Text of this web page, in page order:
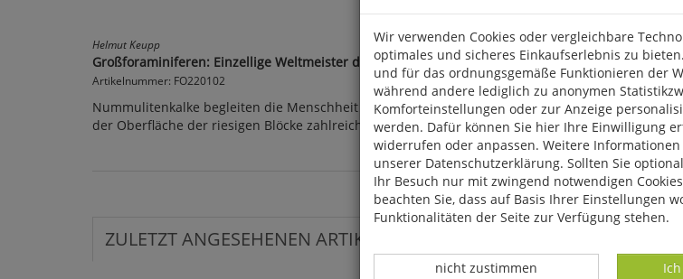
Helmut Keupp
Großforaminiferen: Einzellige Weltmeister der Kalkproduktion
Artikelnummer: FO220102
Nummulitenkalke begleiten die Menschheit seit ihrer frühen Zivilisation. Sie sind
der Oberfläche der riesigen Blöcke zahlreiche der linsenförmigen, namengebenden
ZULETZT ANGESEHENEN ARTIKEL:
Wir verwenden Cookies oder vergleichbare
optimales und sicheres Einkaufserlebnis zu
und für das ordnungsgemäße Funktionieren der
während andere lediglich zu anonymen
Komforteinstellungen oder zur Anzeige
werden. Dafür können Sie hier Ihre Einwilligung
widerrufen oder anpassen. Weitere
unserer Datenschutzerklärung. Sollten Sie
Ihr Besuch nur mit zwingend notwendigen
beachten Sie, dass auf Basis Ihrer Einstellungen
Funktionalitäten der Seite zur Verfügung stehen.
Datenverarbeitung -
nicht zustimmen